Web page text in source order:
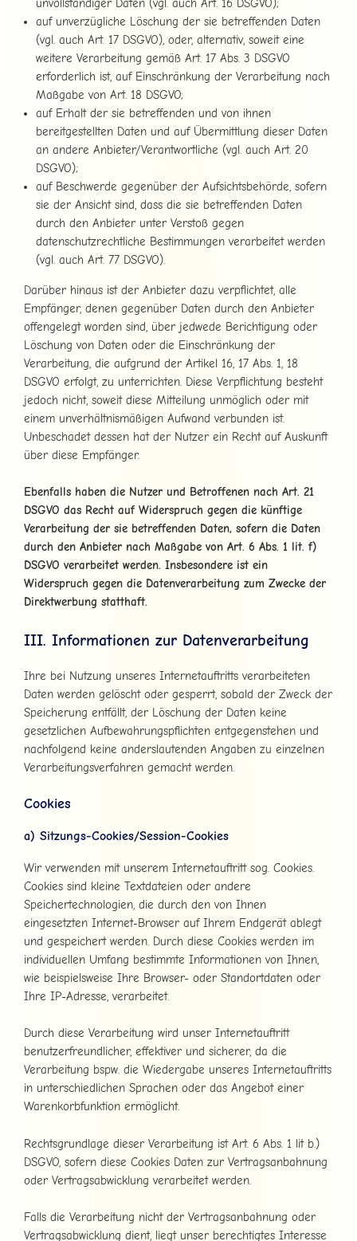
unvollständiger Daten (vgl. auch Art. 16 DSGVO);
auf unverzügliche Löschung der sie betreffenden Daten
(vgl. auch Art. 17 DSGVO), oder, alternativ, soweit eine
weitere Verarbeitung gemäß Art. 17 Abs. 3 DSGVO
erforderlich ist, auf Einschränkung der Verarbeitung nach
Maßgabe von Art. 18 DSGVO;
auf Erhalt der sie betreffenden und von ihnen
bereitgestellten Daten und auf Übermittlung dieser Daten
an andere Anbieter/Verantwortliche (vgl. auch Art. 20
DSGVO);
auf Beschwerde gegenüber der Aufsichtsbehörde, sofern
sie der Ansicht sind, dass die sie betreffenden Daten
durch den Anbieter unter Verstoß gegen
datenschutzrechtliche Bestimmungen verarbeitet werden
(vgl. auch Art. 77 DSGVO).
Darüber hinaus ist der Anbieter dazu verpflichtet, alle
Empfänger, denen gegenüber Daten durch den Anbieter
offengelegt worden sind, über jedwede Berichtigung oder
Löschung von Daten oder die Einschränkung der
Verarbeitung, die aufgrund der Artikel 16, 17 Abs. 1, 18
DSGVO erfolgt, zu unterrichten. Diese Verpflichtung besteht
jedoch nicht, soweit diese Mitteilung unmöglich oder mit
einem unverhältnismäßigen Aufwand verbunden ist.
Unbeschadet dessen hat der Nutzer ein Recht auf Auskunft
über diese Empfänger.
Ebenfalls haben die Nutzer und Betroffenen nach Art. 21
DSGVO das Recht auf Widerspruch gegen die künftige
Verarbeitung der sie betreffenden Daten, sofern die Daten
durch den Anbieter nach Maßgabe von Art. 6 Abs. 1 lit. f)
DSGVO verarbeitet werden. Insbesondere ist ein
Widerspruch gegen die Datenverarbeitung zum Zwecke der
Direktwerbung statthaft.
III. Informationen zur Datenverarbeitung
Ihre bei Nutzung unseres Internetauftritts verarbeiteten
Daten werden gelöscht oder gesperrt, sobald der Zweck der
Speicherung entfällt, der Löschung der Daten keine
gesetzlichen Aufbewahrungspflichten entgegenstehen und
nachfolgend keine anderslautenden Angaben zu einzelnen
Verarbeitungsverfahren gemacht werden.
Cookies
a) Sitzungs-Cookies/Session-Cookies
Wir verwenden mit unserem Internetauftritt sog. Cookies.
Cookies sind kleine Textdateien oder andere
Speichertechnologien, die durch den von Ihnen
eingesetzten Internet-Browser auf Ihrem Endgerät ablegt
und gespeichert werden. Durch diese Cookies werden im
individuellen Umfang bestimmte Informationen von Ihnen,
wie beispielsweise Ihre Browser- oder Standortdaten oder
Ihre IP-Adresse, verarbeitet.
Durch diese Verarbeitung wird unser Internetauftritt
benutzerfreundlicher, effektiver und sicherer, da die
Verarbeitung bspw. die Wiedergabe unseres Internetauftritts
in unterschiedlichen Sprachen oder das Angebot einer
Warenkorbfunktion ermöglicht.
Rechtsgrundlage dieser Verarbeitung ist Art. 6 Abs. 1 lit b.)
DSGVO, sofern diese Cookies Daten zur Vertragsanbahnung
oder Vertragsabwicklung verarbeitet werden.
Falls die Verarbeitung nicht der Vertragsanbahnung oder
Vertragsabwicklung dient, liegt unser berechtigtes Interesse